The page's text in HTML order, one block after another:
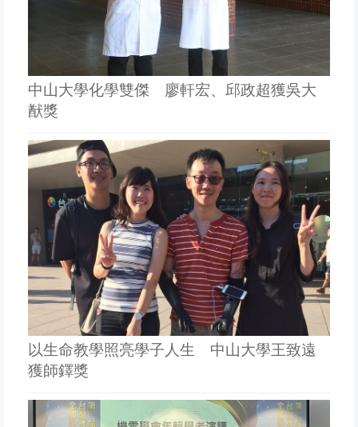
中山大學化學雙傑 廖軒宏、邱政超獲吳大
猷獎
以生命教學照亮學子人生 中山大學王致遠
獲師鐸獎